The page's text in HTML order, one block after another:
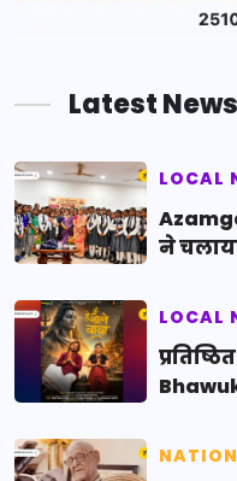
Latest News
LOCAL
ने
LOCAL